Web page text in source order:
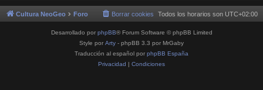
Cultura NeoGeo Foro Todos los horarios son UTC+02:00
Borrar cookies
Desarrollado por phpBB® Forum Software © phpBB Limited
Style por Arty - phpBB 3.3 por MrGaby
Traducción al español por phpBB España
Privacidad | Condiciones